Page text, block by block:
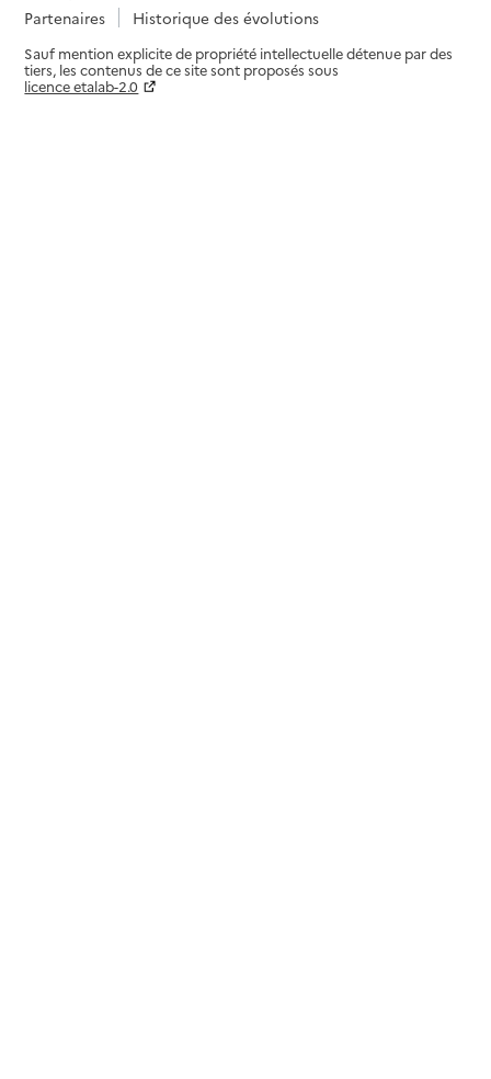
Partenaires
Historique des évolutions
Sauf mention explicite de propriété intellectuelle détenue par des
tiers, les contenus de ce site sont proposés sous
licence etalab-2.0